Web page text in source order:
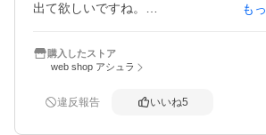
出て欲しいですね。
じゃあ電動ガンは環境に優しいのかと言
から
も
購入したストア
web shop アシュラ
違反報告 いいね5